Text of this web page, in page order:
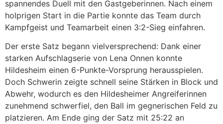
spannendes Duell mit den Gastgeberinnen. Nach einem
holprigen Start in die Partie konnte das Team durch
Kampfgeist und Teamarbeit einen 3:2-Sieg einfahren.
Der erste Satz begann vielversprechend: Dank einer
starken Aufschlagserie von Lena Onnen konnte
Hildesheim einen 6-Punkte-Vorsprung herausspielen.
Doch Schwerin zeigte schnell seine Stärken in Block und
Abwehr, wodurch es den Hildesheimer Angreiferinnen
zunehmend schwerfiel, den Ball im gegnerischen Feld zu
platzieren. Am Ende ging der Satz mit 25:22 an